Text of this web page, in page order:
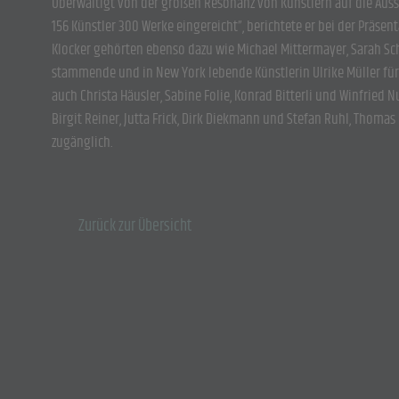
156 Künstler 300 Werke eingereicht”, berichtete er bei der
Klocker gehörten ebenso dazu wie Michael Mittermayer, Sarah
stammende und in New York lebende Künstlerin Ulrike Müller
auch Christa Häusler, Sabine Folie, Konrad Bitterli und Winfried
Birgit Reiner, Jutta Frick, Dirk Diekmann und Stefan Ruhl,
zugänglich.
Zurück zur Übersicht